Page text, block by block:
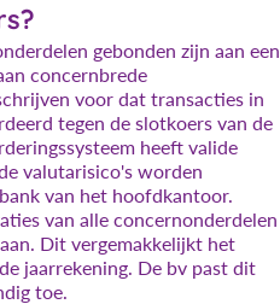
gebonden zijn aan een
concernbrede
voor dat transacties in
tegen de slotkoers van de
heeft valide
valutarisico's worden
van het hoofdkantoor.
van alle concernonderdelen
Dit vergemakkelijkt het
jaarrekening. De bv past dit
toe.